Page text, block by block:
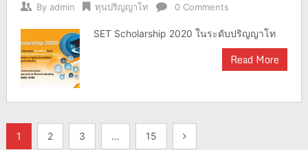
By admin ทุนปริญญาโท 0 Comments
SET Scholarship 2020 ในระดับปริญญาโท
Read More
แนะแนว
1 2 3 … 15